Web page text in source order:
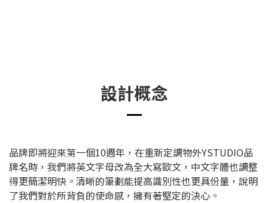
設計概念
品牌即將迎來第一個10週年，在重新定調物外YSTUDIO品
牌名時，我們將英文字母改為全大寫歐文，中文字體也調整
得更簡潔明快。清晰的筆劃能提高識別性也更具份量，說明
了我們對於所背負的使命感，擁有著堅定的決心。